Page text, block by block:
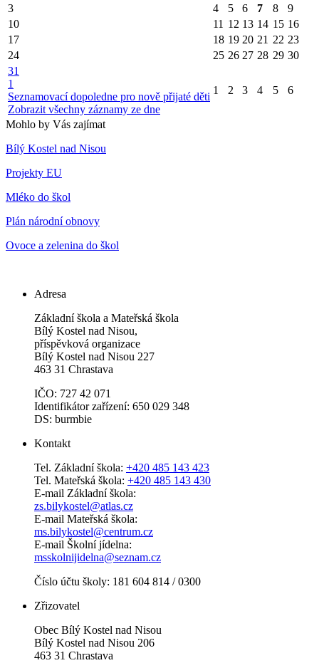
3
4 5 6 7 8
9
10
11 12 13 14 15 16
17
18 19 20 21 22 23
24
25 26 27 28 29 30
31
1
Seznamovací dopoledne pro nově přijaté děti
Zobrazit všechny záznamy ze dne
1 2 3 4 5 6
Mohlo by Vás zajímat
Bílý Kostel nad Nisou
Projekty EU
Mléko do škol
Plán národní obnovy
Ovoce a zelenina do škol
Adresa
Základní škola a Mateřská škola
Bílý Kostel nad Nisou,
příspěvková organizace
Bílý Kostel nad Nisou 227
463 31 Chrastava
IČO: 727 42 071
Identifikátor zařízení: 650 029 348
DS: burmbie
Kontakt
Tel. Základní škola: +420 485 143 423
Tel. Mateřská škola: +420 485 143 430
E-mail Základní škola:
zs.bilykostel@atlas.cz
E-mail Mateřská škola:
ms.bilykostel@centrum.cz
E-mail Školní jídelna:
msskolnijidelna@seznam.cz
Číslo účtu školy: 181 604 814 / 0300
Zřizovatel
Obec Bílý Kostel nad Nisou
Bílý Kostel nad Nisou 206
463 31 Chrastava